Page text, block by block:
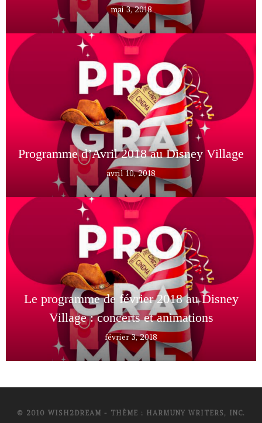
mai 3, 2018
Programme d’Avril 2018 au Disney Village
avril 10, 2018
Le programme de février 2018 au Disney
Village : concerts et animations
février 3, 2018
© 2010 WISH2DREAM - THÈME : HARMUNY WRITERS, INC.